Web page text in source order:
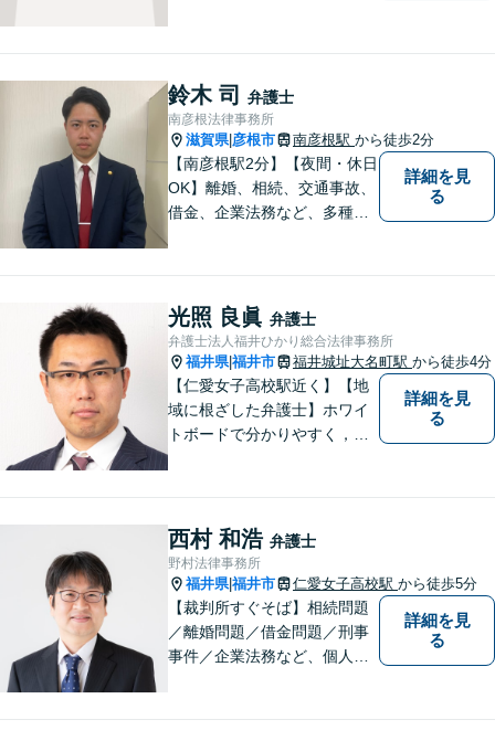
鈴木 司 弁護士
南彦根法律事務所
滋賀県| 彦根市 南彦根駅 から徒歩2分
【南彦根駅2分】【夜間・休日
OK】離婚、相続、交通事故、
借金、企業法務など、多種多
をモットーに、皆様それぞれ
に合った解決を図ってまいり
ます。お気軽にご相談くださ
い。
詳細を見
る
光照 良眞 弁護士
弁護士法人福井ひかり総合法律事務所
福井県|福井市 福井城址大名町駅 から徒歩4分
【仁愛女子高校駅近く】【地
域に根ざした弁護士】ホワイ
トボードで分かりやすく，納
幅広く対応可能。【明確な料
金体系】法律トラブルでお悩
むの方は、お気軽にご相談く
ださい。
詳細を見
る
西村 和浩 弁護士
野村法律事務所
福井県|福井市 仁愛女子高校駅 から徒歩5分
【裁判所すぐそば】相続問題
／離婚問題／借金問題／刑事
事件／企業法務など、個人・
詳細を見
る